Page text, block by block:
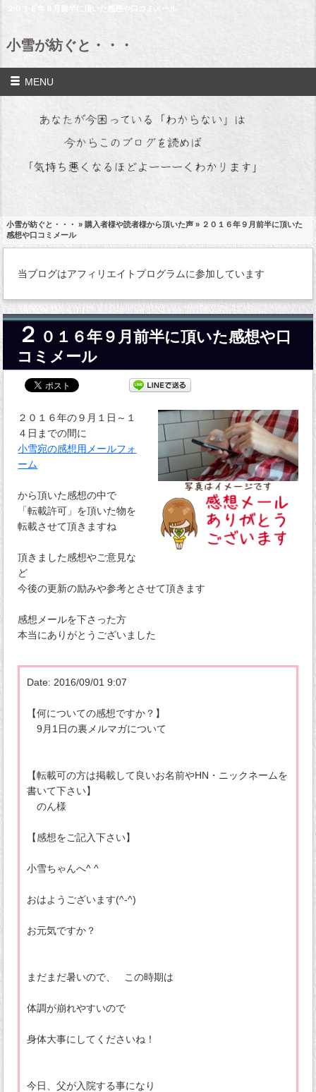
２０１６年９月前半に頂いた感想や口コミメール
小雪が紡ぐと・・・
MENU
小雪が紡ぐと・・・ » 購入者様や読者様から頂いた声» ２０１６年９月前半に頂いた
感想や口コミメール
当ブログはアフィリエイトプログラムに参加しています
２ ０１６年９月前半に頂いた感想や口
コミメール
２０１６年の９月１日～１
４日までの間に
小雪宛の感想用メールフォ
ーム
から頂いた感想の中で
「転載許可」を頂いた物を
転載させて頂きますね
頂きました感想やご意見な
ど
今後の更新の励みや参考とさせて頂きます
感想メールを下さった方
本当にありがとうございました
Date: 2016/09/01 9:07
【何についての感想ですか？】
9月1日の裏メルマガについて
【転載可の方は掲載して良いお名前やHN・ニックネームを
書いて下さい】
のん様
【感想をご記入下さい】
小雪ちゃんへ^ ^
おはようございます(^-^)
お元気ですか？
まだまだ暑いので、 この時期は
体調が崩れやすいので
身体大事にしてくださいね！
今日、父が入院する事になり